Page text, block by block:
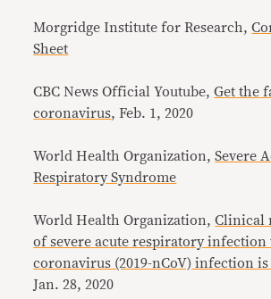
Morgridge Institute for Research,
Sheet
CBC News Official Youtube,Get the
coronavirus, Feb. 1, 2020
World Health Organization,Severe
Respiratory Syndrome
World Health Organization,Clinical
of severe acute respiratory infection
coronavirus (2019-nCoV) infection is
Jan. 28, 2020